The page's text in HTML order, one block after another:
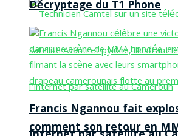
Décryptage du T1 Phone
Francis Ngannou fait
comment son retour en